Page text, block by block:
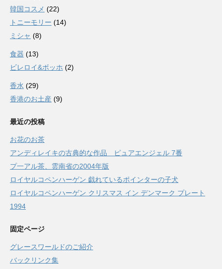
韓国コスメ (22)
トニーモリー (14)
ミシャ (8)
食器 (13)
ビレロイ&ボッホ (2)
香水 (29)
香港のお土産 (9)
最近の投稿
お花のお茶
アンディレイキの古典的な作品 ピュアエンジェル 7番
プ一アル茶、雲南省の2004年版
ロイヤルコペンハーゲン 戯れているポインターの子犬
ロイヤルコペンハーゲン クリスマス イン デンマーク プレート
1994
固定ページ
グレースワールドのご紹介
バックリンク集